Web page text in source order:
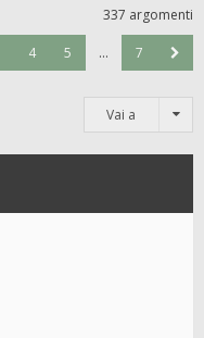
337 argomenti
4 5 … 7
Vai a